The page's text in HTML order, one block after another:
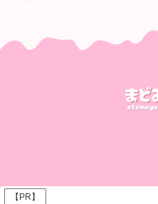
【PR】